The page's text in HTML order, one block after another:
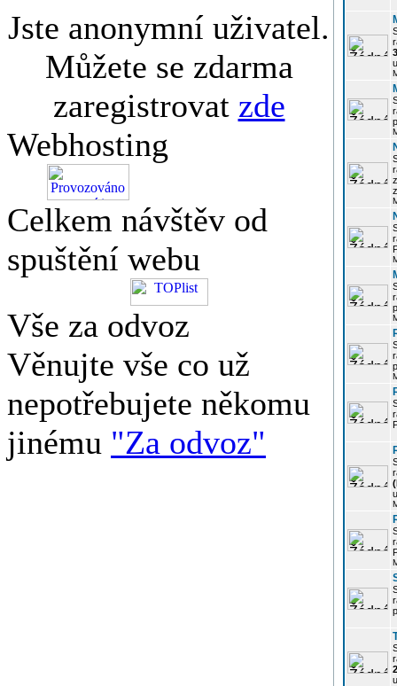
Jste anonymní uživatel.
Můžete se zdarma
zaregistrovat zde
Webhosting
Celkem návštěv od
spuštění webu
Vše za odvoz
Věnujte vše co už
nepotřebujete někomu
jinému "Za odvoz"